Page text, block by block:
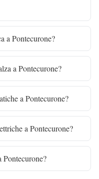
a Pontecurone?
a Pontecurone?
a Pontecurone?
a Pontecurone?
Pontecurone?